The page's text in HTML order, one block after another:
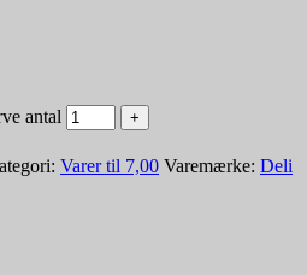
antal
Varer til 7,00 Varemærke: Deli